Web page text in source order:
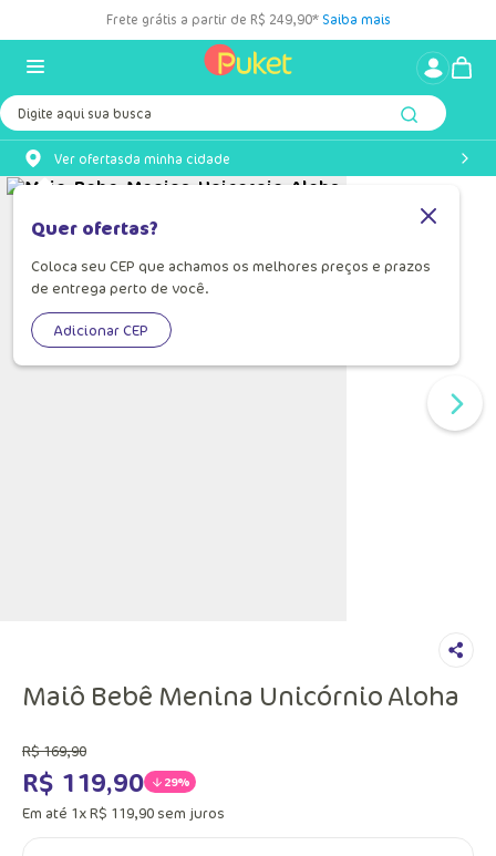
Frete grátis a partir de R$ 249,90* Saiba mais
Digite aqui sua busca
Ver ofertasda minha cidade
Quer ofertas?
Coloca seu CEP que achamos os melhores preços e prazos
de entrega perto de você.
Adicionar CEP
Maiô Bebê Menina Unicórnio Aloha
R$169,90
R$ 119,90 29%
Em até 1xR$ 119,90 sem juros